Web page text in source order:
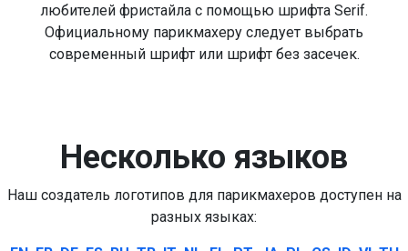
любителей фристайла с помощью шрифта Serif.
Официальному парикмахеру следует выбрать
современный шрифт или шрифт без засечек.
Несколько языков
Наш создатель логотипов для парикмахеров доступен на
разных языках: